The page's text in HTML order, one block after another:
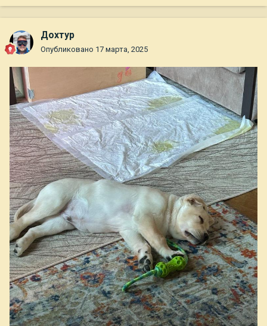
Дохтур
Опубликовано 17 марта, 2025